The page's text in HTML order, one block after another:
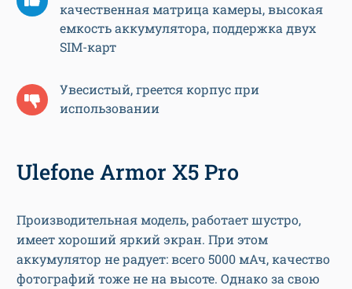
качественная матрица камеры, высокая
емкость аккумулятора, поддержка двух
SIM-карт
Увесистый, греется корпус при
использовании
Ulefone Armor X5 Pro
Производительная модель, работает шустро,
имеет хороший яркий экран. При этом
аккумулятор не радует: всего 5000 мАч, качество
фотографий тоже не на высоте. Однако за свою